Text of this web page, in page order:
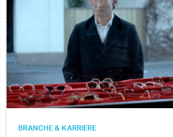
BRANCHE & KARRIERE